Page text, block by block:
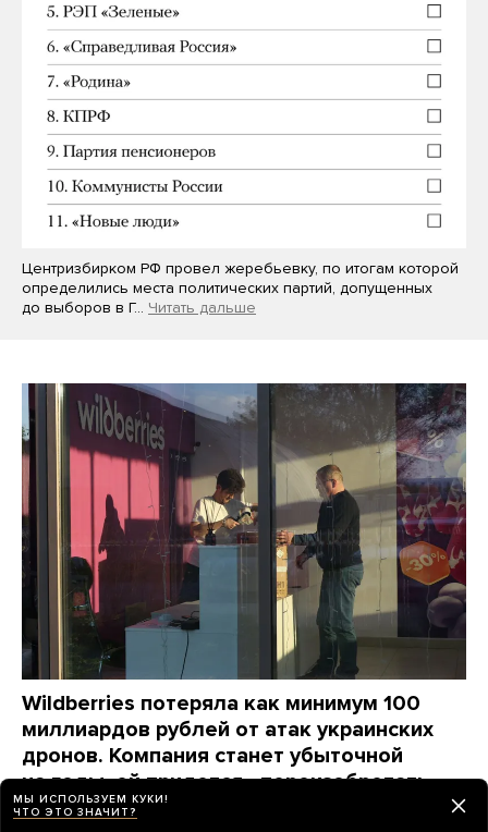
Центризбирком РФ провел жеребьевку, по итогам которой
определились места политических партий, допущенных
до выборов в Г… Читать дальше
Wildberries потеряла как минимум 100
миллиардов рублей от атак украинских
дронов. Компания станет убыточной
на годы, ей придется «переизобретать
себя заново», пишет The Bell
МЫ ИСПОЛЬЗУЕМ КУКИ!
ЧТО ЭТО ЗНАЧИТ?